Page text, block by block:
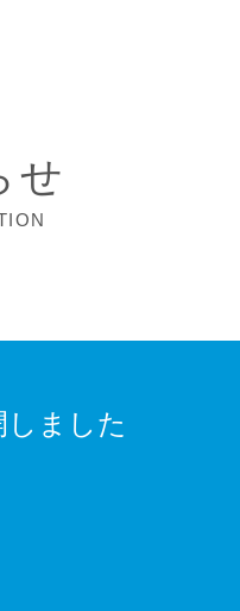
せ
ました